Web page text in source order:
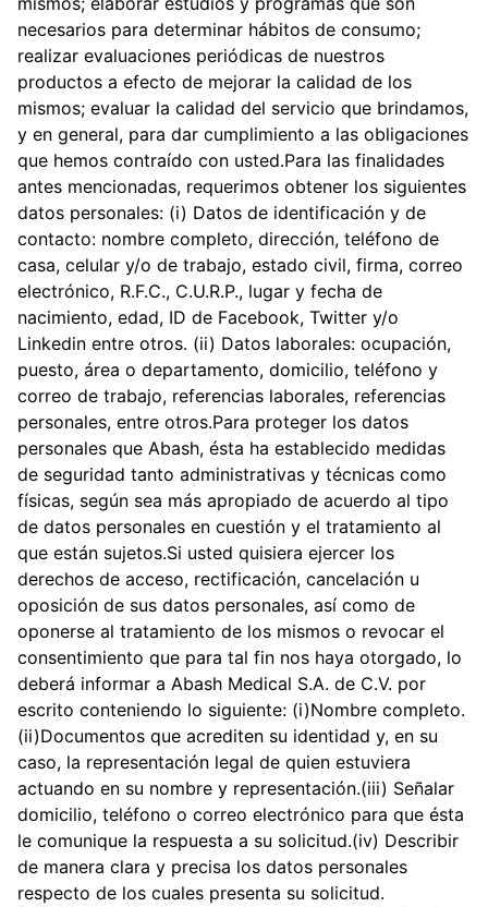
necesarios para determinar hábitos de consumo;
realizar evaluaciones periódicas de nuestros
productos a efecto de mejorar la calidad de los
mismos; evaluar la calidad del servicio que brindamos,
y en general, para dar cumplimiento a las obligaciones
que hemos contraído con usted.Para las finalidades
antes mencionadas, requerimos obtener los siguientes
datos personales: (i) Datos de identificación y de
contacto: nombre completo, dirección, teléfono de
casa, celular y/o de trabajo, estado civil, firma, correo
electrónico, R.F.C., C.U.R.P., lugar y fecha de
nacimiento, edad, ID de Facebook, Twitter y/o
Linkedin entre otros. (ii) Datos laborales: ocupación,
puesto, área o departamento, domicilio, teléfono y
correo de trabajo, referencias laborales, referencias
personales, entre otros.Para proteger los datos
personales que Abash, ésta ha establecido medidas
de seguridad tanto administrativas y técnicas como
físicas, según sea más apropiado de acuerdo al tipo
de datos personales en cuestión y el tratamiento al
que están sujetos.Si usted quisiera ejercer los
derechos de acceso, rectificación, cancelación u
oposición de sus datos personales, así como de
oponerse al tratamiento de los mismos o revocar el
consentimiento que para tal fin nos haya otorgado, lo
deberá informar a Abash Medical S.A. de C.V. por
escrito conteniendo lo siguiente: (i)Nombre completo.
(ii)Documentos que acrediten su identidad y, en su
caso, la representación legal de quien estuviera
actuando en su nombre y representación.(iii) Señalar
domicilio, teléfono o correo electrónico para que ésta
le comunique la respuesta a su solicitud.(iv) Describir
de manera clara y precisa los datos personales
respecto de los cuales presenta su solicitud.